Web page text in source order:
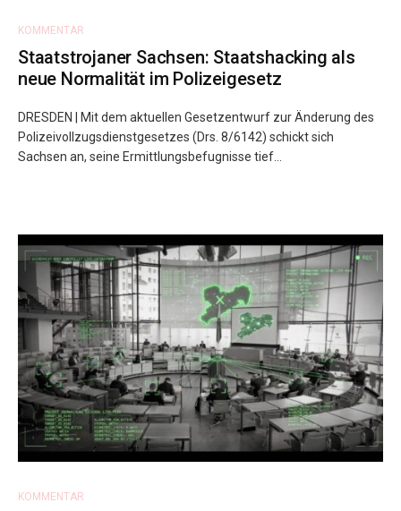
KOMMENTAR
Staatstrojaner Sachsen: Staatshacking als
neue Normalität im Polizeigesetz
DRESDEN | Mit dem aktuellen Gesetzentwurf zur Änderung des
Polizeivollzugsdienstgesetzes (Drs. 8/6142) schickt sich
Sachsen an, seine Ermittlungsbefugnisse tief...
KOMMENTAR